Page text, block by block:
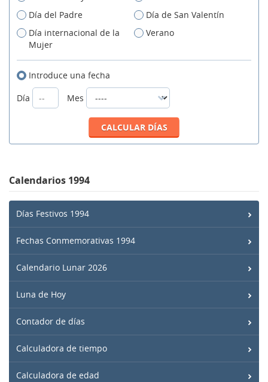
Día del Padre
Día de San Valentín
Día internacional de la
Mujer
Verano
Introduce una fecha
Día
Mes
Calendarios 1994
Días Festivos 1994
Fechas Conmemorativas 1994
Calendario Lunar 2026
Luna de Hoy
Contador de días
Calculadora de tiempo
Calculadora de edad